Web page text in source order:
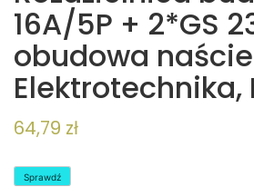
16A/5P + 2*GS
obudowa
Elektrotechnika,
64,79 zł
Sprawdź